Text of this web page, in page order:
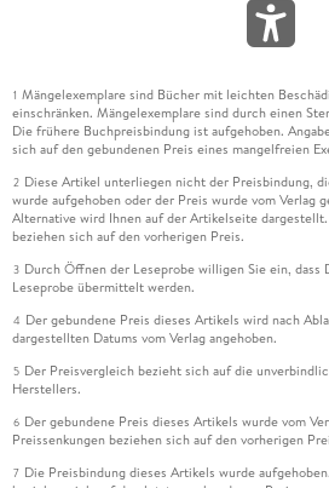
1 Mängelexemplare sind Bücher mit leichten
einschränken. Mängelexemplare sind durch einen
Die frühere Buchpreisbindung ist aufgehoben.
sich auf den gebundenen Preis eines mangelfreien
2 Diese Artikel unterliegen nicht der Preisbindung,
wurde aufgehoben oder der Preis wurde vom Verlag
Alternative wird Ihnen auf der Artikelseite dargestellt.
beziehen sich auf den vorherigen Preis.
3 Durch Öffnen der Leseprobe willigen Sie ein, dass
Leseprobe übermittelt werden.
4 Der gebundene Preis dieses Artikels wird nach
dargestellten Datums vom Verlag angehoben.
5 Der Preisvergleich bezieht sich auf die
Herstellers.
6 Der gebundene Preis dieses Artikels wurde vom
Preissenkungen beziehen sich auf den vorherigen
7 Die Preisbindung dieses Artikels wurde